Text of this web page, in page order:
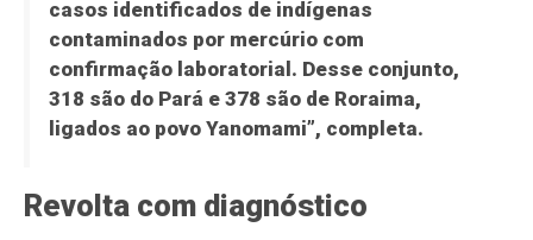
casos identificados de indígenas
contaminados por mercúrio com
confirmação laboratorial. Desse conjunto,
318 são do Pará e 378 são de Roraima,
ligados ao povo Yanomami”, completa.
Revolta com diagnóstico